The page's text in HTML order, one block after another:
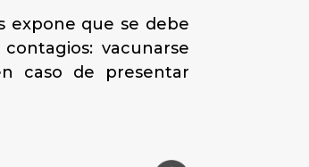
expone que se debe
vacunarse
caso de presentar